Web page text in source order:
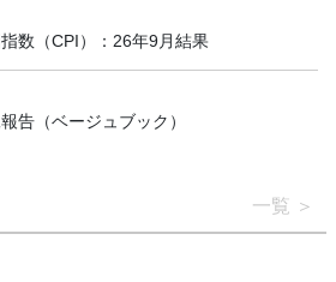
数（CPI）：26年9月結果
告（ベージュブック）
一覧